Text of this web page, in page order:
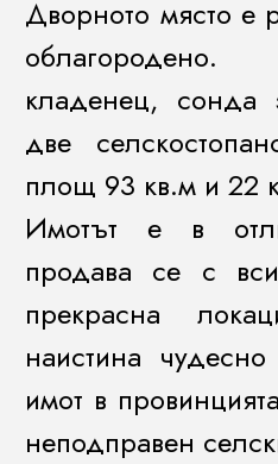
Дворното място е
кладенец, сонда
две
площ 93 кв.м и 22
Имотът е в
продава се с
прекрасна
наистина
имот в
неподправен